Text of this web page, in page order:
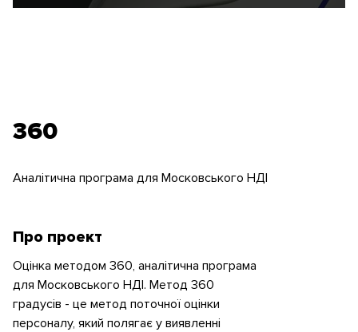
360
Аналітична програма для Московського НДІ
Про проект
Оцінка методом 360, аналітична програма
для Московського НДІ. Метод 360
градусів - це метод поточної оцінки
персоналу, який полягає у виявленні